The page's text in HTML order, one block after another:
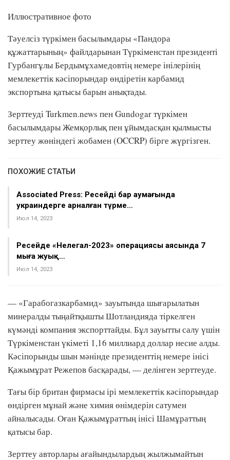
Иллюстративное фото
Тәуелсіз түркімен басылымдары «Пандора
құжаттарының» файлдарынан Түркіменстан президенті
Гурбангұлы Бердымұхамедовтің немере інілерінің
мемлекеттік кәсіпорындар өндіретін карбамид
экспортына қатысы барын анықтады.
Зерттеуді Turkmen.news пен Gundogar түркімен
басылымдары Жемқорлық пен ұйымдасқан қылмысты
зерттеу жөніндегі жобамен (OCCRP) бірге жүргізген.
ПОХОЖИЕ СТАТЬИ
Associated Press: Ресейдің бар аумағында
украиндерге арналған түрме…
Июл 14, 2023
Ресейде «Нелегал-2023» операциясы аясында 7
мыңға жуық…
Июл 14, 2023
— «Гарабогазкарбамид» зауытында шығарылатын
минералды тыңайтқышты Шотландияда тіркелген
күмәнді компания экспорттайды. Бұл зауытты салу үшін
Түркіменстан үкіметі 1,16 миллиард доллар несие алды.
Кәсіпорынды шын мәнінде президенттің немере інісі
Қажымұрат Режепов басқарады, — делінген зерттеуде.
Тағы бір британ фирмасы ірі мемлекеттік кәсіпорындар
өндірген мұнай және химия өнімдерін сатумен
айналысады. Оған Қажымұраттың інісі Шамұраттың
қатысы бар.
Зерттеу авторлары ағайындылардың жылжымайтын